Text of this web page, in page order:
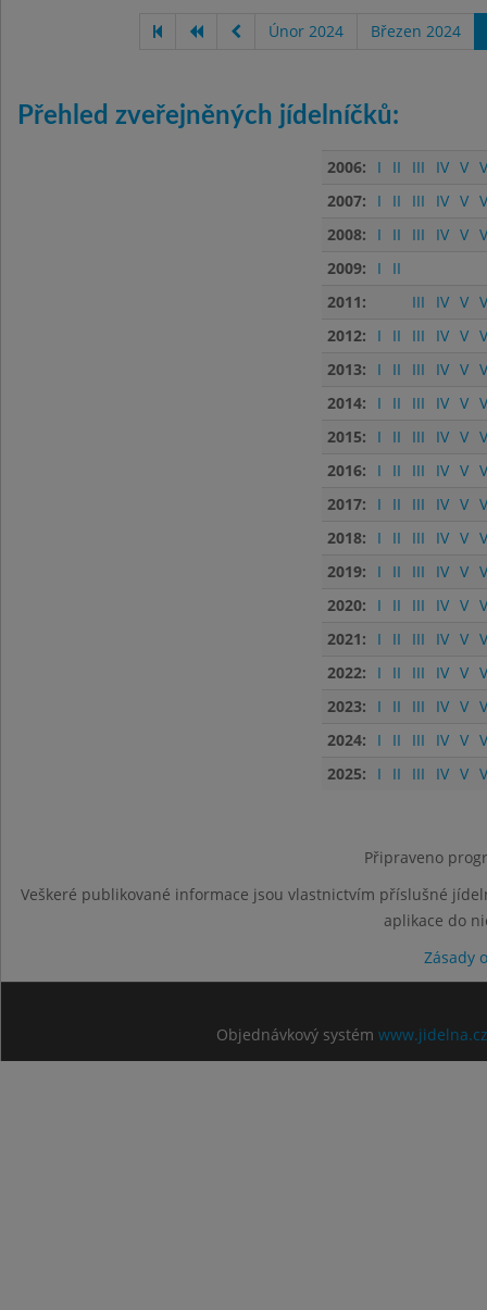
Únor 2024 Březen 2024
Přehled zveřejněných jídelníčků:
2006: I II III IV V
2007:
I II III IV V
2008:
I II III IV V
2009:
I
II
2011:
III IV V
2012:
I II III IV V
2013:
I II III IV V
2014:
I II III IV V
2015:
I II III IV V
2016:
I II III IV V
2017:
I II III IV V
2018:
I II III IV V
2019:
I II III IV V
2020:
I II III IV V
2021:
I II III IV V
2022:
I II III IV V
2023:
I II III IV V
2024:
I II III IV V
2025:
I II III IV V
Připraveno
Veškeré publikované informace jsou vlastnictvím příslušné
aplikace do
Zásady
Objednávkový systém www.jidelna.cz